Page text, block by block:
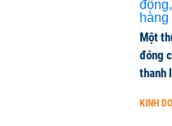
Một
đóng
thanh
KINH